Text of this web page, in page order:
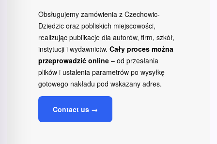
Obsługujemy zamówienia z Czechowic-
Dziedzic oraz pobliskich miejscowości,
realizując publikacje dla autorów, firm, szkół,
instytucji i wydawnictw. Cały proces można
przeprowadzić online – od przesłania
plików i ustalenia parametrów po wysyłkę
gotowego nakładu pod wskazany adres.
Contact us →